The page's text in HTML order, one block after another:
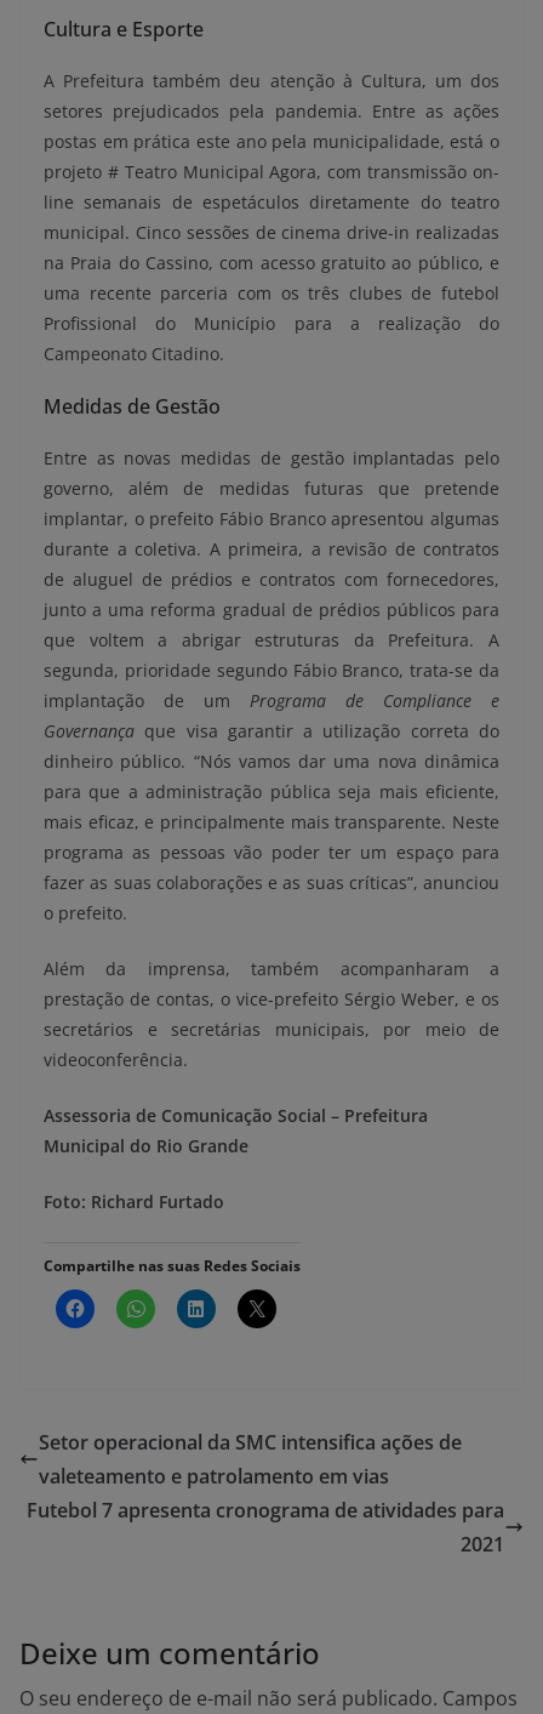
Cultura e Esporte
A Prefeitura também deu atenção à Cultura, um dos
setores prejudicados pela pandemia. Entre as ações
postas em prática este ano pela municipalidade, está o
projeto # Teatro Municipal Agora, com transmissão on-
line semanais de espetáculos diretamente do teatro
municipal. Cinco sessões de cinema drive-in realizadas
na Praia do Cassino, com acesso gratuito ao público, e
uma recente parceria com os três clubes de futebol
Profissional do Município para a realização do
Campeonato Citadino.
Medidas de Gestão
Entre as novas medidas de gestão implantadas pelo
governo, além de medidas futuras que pretende
implantar, o prefeito Fábio Branco apresentou algumas
durante a coletiva. A primeira, a revisão de contratos
de aluguel de prédios e contratos com fornecedores,
junto a uma reforma gradual de prédios públicos para
que voltem a abrigar estruturas da Prefeitura. A
segunda, prioridade segundo Fábio Branco, trata-se da
implantação de um Programa de Compliance e
Governança que visa garantir a utilização correta do
dinheiro público. “Nós vamos dar uma nova dinâmica
para que a administração pública seja mais eficiente,
mais eficaz, e principalmente mais transparente. Neste
programa as pessoas vão poder ter um espaço para
fazer as suas colaborações e as suas críticas”, anunciou
o prefeito.
Além da imprensa, também acompanharam a
prestação de contas, o vice-prefeito Sérgio Weber, e os
secretários e secretárias municipais, por meio de
videoconferência.
Assessoria de Comunicação Social – Prefeitura
Municipal do Rio Grande
Foto: Richard Furtado
Compartilhe nas suas Redes Sociais
Setor operacional da SMC intensifica ações de
valeteamento e patrolamento em vias
Futebol 7 apresenta cronograma de atividades para
2021
Deixe um comentário
O seu endereço de e-mail não será publicado. Campos